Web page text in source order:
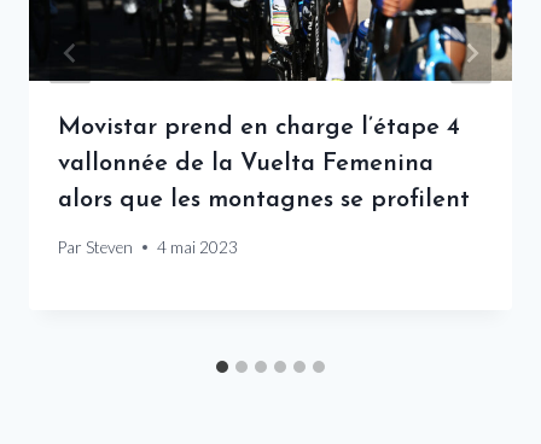
Movistar prend en charge l’étape 4
vallonnée de la Vuelta Femenina
alors que les montagnes se profilent
Par Steven 4 mai 2023